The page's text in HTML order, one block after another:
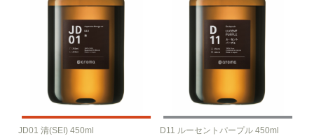
JD01 清(SEI) 450ml D11 ルーセントパープル 450ml